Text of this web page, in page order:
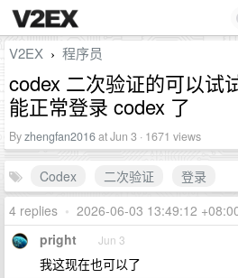
V2EX › 程序员
codex 二次验证的可以试
能正常登录 codex 了
Byzhengfan2016at Jun 3 · 1671 views
Codex 二次验证
登录
4 replies • 2026-06-03 13:49:12
pright Jun 3
我这现在也可以了